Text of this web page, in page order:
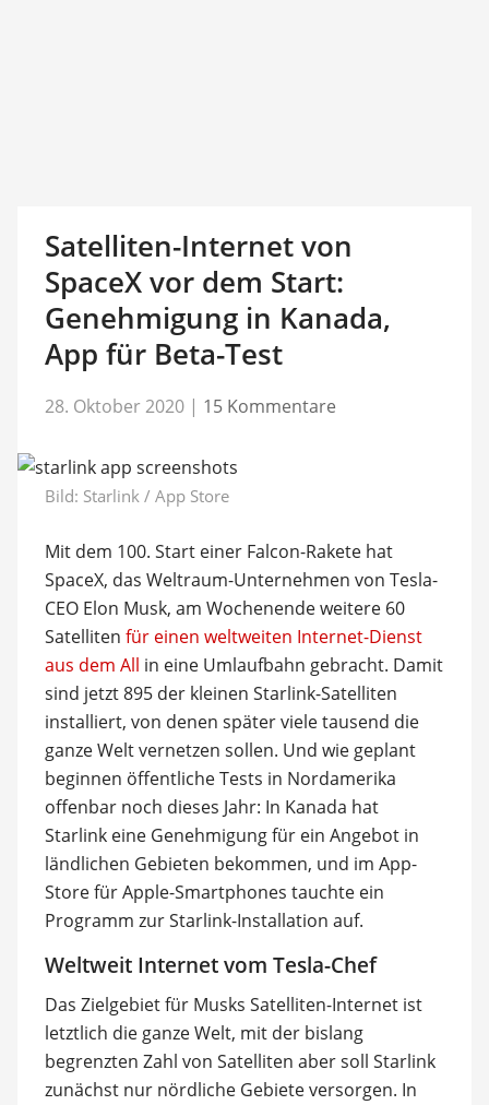
Satelliten-Internet von
SpaceX vor dem Start:
Genehmigung in Kanada,
App für Beta-Test
28. Oktober 2020 | 15 Kommentare
Bild: Starlink / App Store
Mit dem 100. Start einer Falcon-Rakete hat
SpaceX, das Weltraum-Unternehmen von Tesla-
CEO Elon Musk, am Wochenende weitere 60
Satelliten für einen weltweiten Internet-Dienst
aus dem All in eine Umlaufbahn gebracht. Damit
sind jetzt 895 der kleinen Starlink-Satelliten
installiert, von denen später viele tausend die
ganze Welt vernetzen sollen. Und wie geplant
beginnen öffentliche Tests in Nordamerika
offenbar noch dieses Jahr: In Kanada hat
Starlink eine Genehmigung für ein Angebot in
ländlichen Gebieten bekommen, und im App-
Store für Apple-Smartphones tauchte ein
Programm zur Starlink-Installation auf.
Weltweit Internet vom Tesla-Chef
Das Zielgebiet für Musks Satelliten-Internet ist
letztlich die ganze Welt, mit der bislang
begrenzten Zahl von Satelliten aber soll Starlink
zunächst nur nördliche Gebiete versorgen. In